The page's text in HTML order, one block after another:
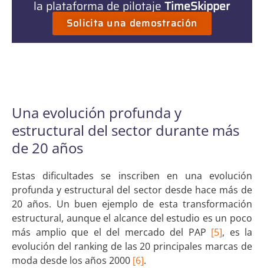
la plataforma de pilotajeTimeSkipper
Solicita una demostración
Una evolución profunda y
estructural del sector durante más
de 20 años
Estas dificultades se inscriben en una evolución
profunda y estructural del sector desde hace más de
20 años. Un buen ejemplo de esta transformación
estructural, aunque el alcance del estudio es un poco
más amplio que el del mercado del PAP [5], es la
evolución del ranking de las 20 principales marcas de
moda desde los años 2000 [6].